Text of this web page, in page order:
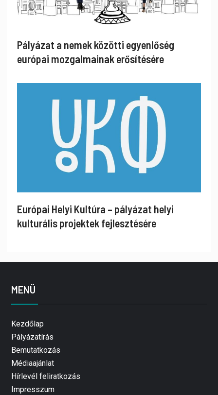
Pályázat a nemek közötti egyenlőség
európai mozgalmainak erősítésére
Európai Helyi Kultúra – pályázat helyi
kulturális projektek fejlesztésére
MENÜ
Kezdőlap
Pályázatírás
Bemutatkozás
Médiaajánlat
Hírlevél feliratkozás
Impresszum